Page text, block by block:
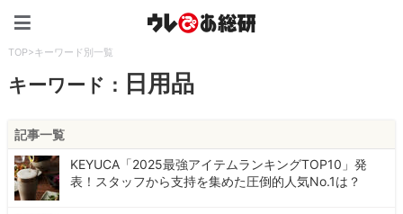
TOP>キーワード別一覧
キーワード： 日用品
記事一覧
KEYUCA「2025最強アイテムランキングTOP10」発
表！スタッフから支持を集めた圧倒的人気No.1は？